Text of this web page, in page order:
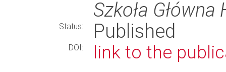
Szkoła
Status: Published
DOI: link to the